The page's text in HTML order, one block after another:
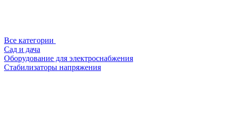
Все категории
Сад и дача
Оборудование для электроснабжения
Стабилизаторы напряжения